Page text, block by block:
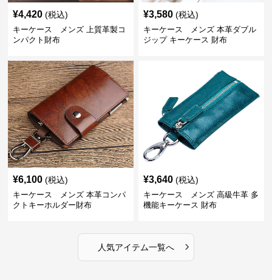
¥4,420 (税込)
キーケース メンズ 上質革製コ
ンパクト財布
¥3,580 (税込)
キーケース メンズ 本革ダブル
ジップ キーケース 財布
¥6,100 (税込)
キーケース メンズ 本革コンパ
クトキーホルダー財布
¥3,640 (税込)
キーケース メンズ 高級牛革 多
機能キーケース 財布
人気アイテム一覧へ ›